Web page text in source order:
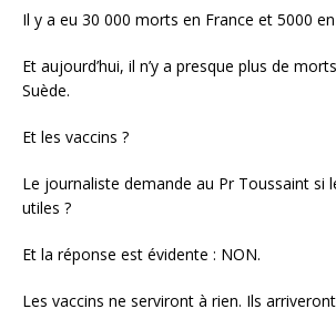
Il y a eu 30 000 morts en France et 5000 en
Et aujourd’hui, il n’y a presque plus de
Suède.
Et les vaccins ?
Le journaliste demande au Pr Toussaint si
utiles ?
Et la réponse est évidente : NON.
Les vaccins ne serviront à rien. Ils